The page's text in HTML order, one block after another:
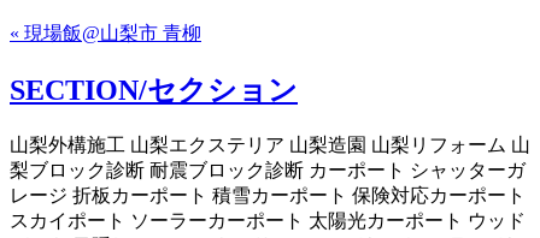
« 現場飯@山梨市 青柳
SECTION/セクション
山梨外構施工 山梨エクステリア 山梨造園 山梨リフォーム 山
梨ブロック診断 耐震ブロック診断 カーポート シャッターガ
レージ 折板カーポート 積雪カーポート 保険対応カーポート
スカイポート ソーラーカーポート 太陽光カーポート ウッド